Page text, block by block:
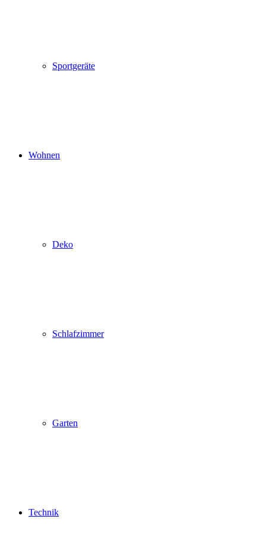
Sportgeräte
Wohnen
Deko
Schlafzimmer
Garten
Technik